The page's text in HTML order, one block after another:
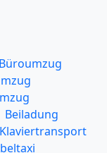
Büroumzug
Beiladung
Klaviertransport